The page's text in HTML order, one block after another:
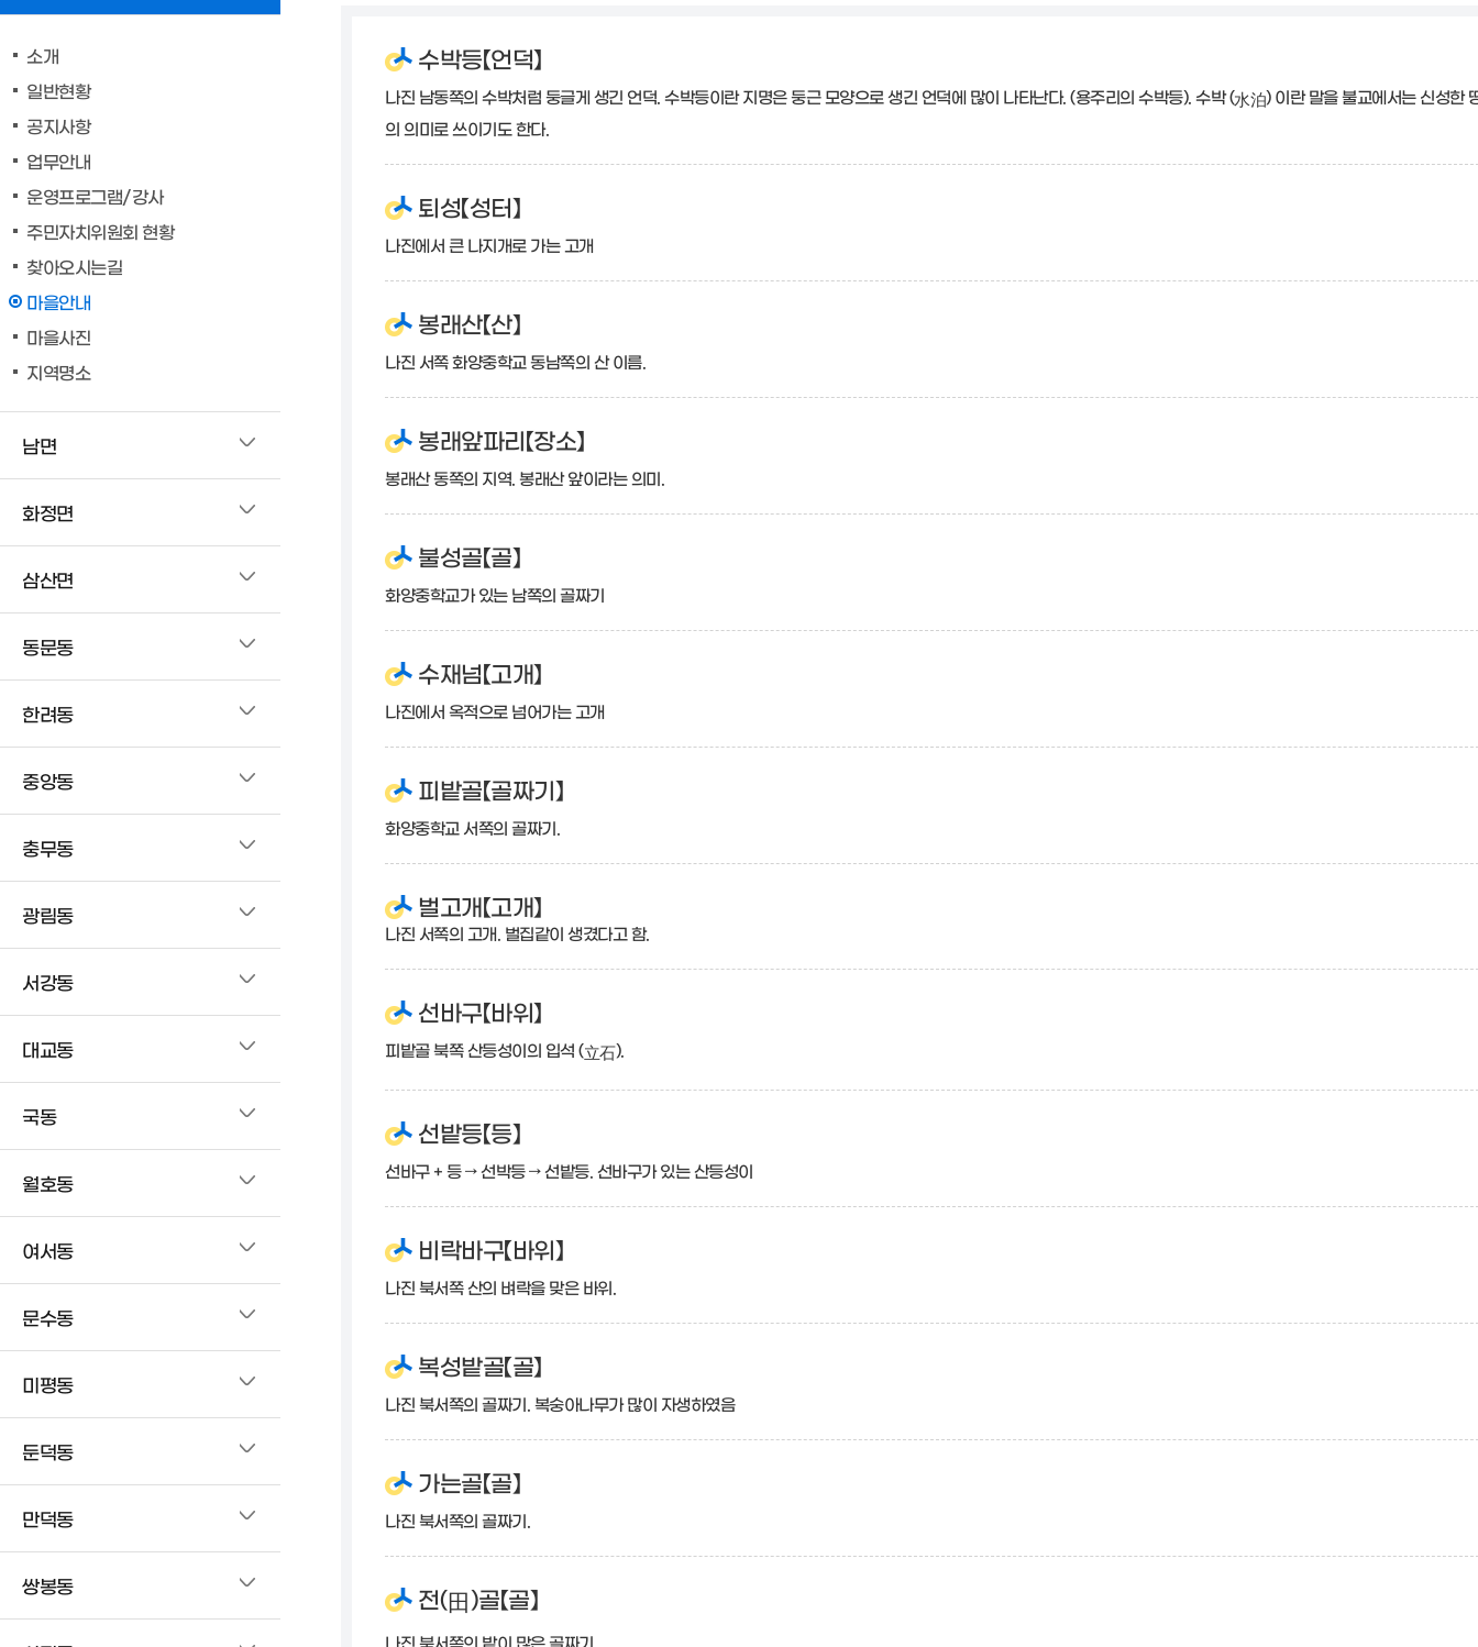
소개
일반현황
공지사항
업무안내
운영프로그램/강사
주민자치위원회 현황
찾아오시는길
마을안내
마을사진
지역명소
남면
화정면
삼산면
동문동
한려동
중앙동
충무동
광림동
서강동
대교동
국동
월호동
여서동
문수동
미평동
둔덕동
만덕동
쌍봉동
수박등【언덕】
나진 남동쪽의 수박처럼 둥글게 생긴 언덕. 수박등이란 지명은 둥근 모양으로 생긴 언덕에 많이 나타난다. (용주리의 수박등). 수박 (水泊) 이란 말을 불교에서는 신성한
의 의미로 쓰이기도 한다.
퇴성【성터】
나진에서 큰 나지개로 가는 고개
봉래산【산】
나진 서쪽 화양중학교 동남쪽의 산 이름.
봉래앞파리【장소】
봉래산 동쪽의 지역. 봉래산 앞이라는 의미.
불성골【골】
화양중학교가 있는 남쪽의 골짜기
수재넘【고개】
나진에서 옥적으로 넘어가는 고개
피밭골【골짜기】
화양중학교 서쪽의 골짜기.
벌고개【고개】
나진 서쪽의 고개. 벌집같이 생겼다고 함.
선바구【바위】
피밭골 북쪽 산등성이의 입석 (立石).
선밭등【등】
선바구 + 등 → 선박등 → 선밭등. 선바구가 있는 산등성이
비락바구【바위】
나진 북서쪽 산의 벼락을 맞은 바위.
복성밭골【골】
나진 북서쪽의 골짜기. 복숭아나무가 많이 자생하였음
가는골【골】
나진 북서쪽의 골짜기.
전(田)골【골】
나진 북서쪽의 밭이 많은 골짜기